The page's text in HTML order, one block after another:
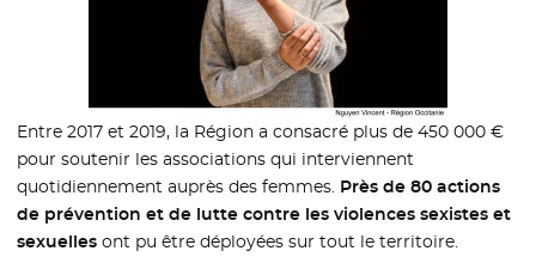
Entre 2017 et 2019, la Région a consacré plus de 450 000 €
pour soutenir les associations qui interviennent
quotidiennement auprès des femmes. Près de 80 actions
de prévention et de lutte contre les violences sexistes et
sexuelles ont pu être déployées sur tout le territoire.